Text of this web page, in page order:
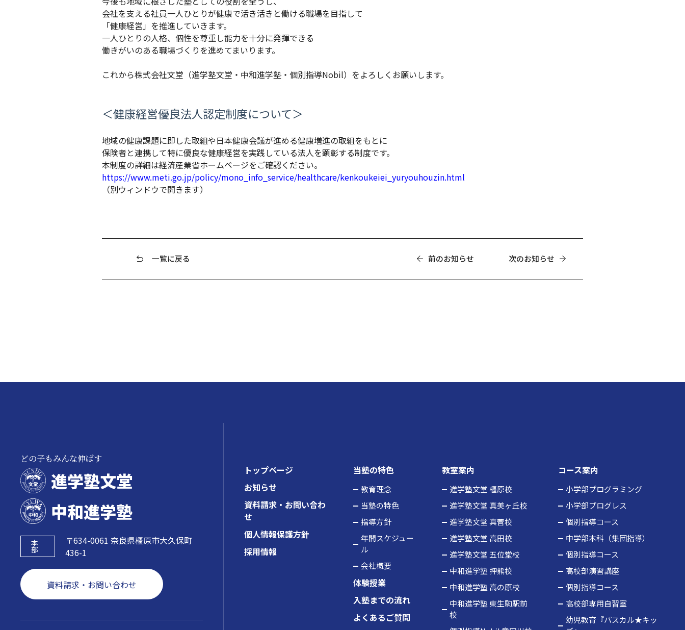
会社を支える社員一人ひとりが健康で活き活きと働ける職場を目指して
「健康経営」を推進していきます。
一人ひとりの人格、個性を尊重し能力を十分に発揮できる
働きがいのある職場づくりを進めてまいります。
これから株式会社文堂（進学塾文堂・中和進学塾・個別指導Nobil）をよろしくお願いします。
＜健康経営優良法人認定制度について＞
地域の健康課題に即した取組や日本健康会議が進める健康増進の取組をもとに
保険者と連携して特に優良な健康経営を実践している法人を顕彰する制度です。
本制度の詳細は経済産業省ホームページをご確認ください。
https://www.meti.go.jp/policy/mono_info_service/healthcare/kenkoukeiei_yuryouhouzin.html
（別ウィンドウで開きます）
一覧に戻る 前のお知らせ 次のお知らせ
どの子もみんな伸ばす
進学塾文堂
中和進学塾
本
部
〒634-0061 奈良県橿原市大久保町
436-1
資料請求・お問い合わせ
トップページ
お知らせ
資料請求・お問い合わ
せ
個人情報保護方針
採用情報
当塾の特色
教育理念
当塾の特色
指導方針
年間スケジュー
ル
会社概要
体験授業
入塾までの流れ
よくあるご質問
教室案内
進学塾文堂 橿原校
進学塾文堂 真美ヶ丘校
進学塾文堂 真菅校
進学塾文堂 高田校
進学塾文堂 五位堂校
中和進学塾 押熊校
中和進学塾 高の原校
中和進学塾 東生駒駅前
校
コース案内
小学部プログラミング
小学部プログレス
個別指導コース
中学部本科（集団指導）
個別指導コース
高校部演習講座
個別指導コース
高校部専用自習室
幼児教育『パスカル★キッ